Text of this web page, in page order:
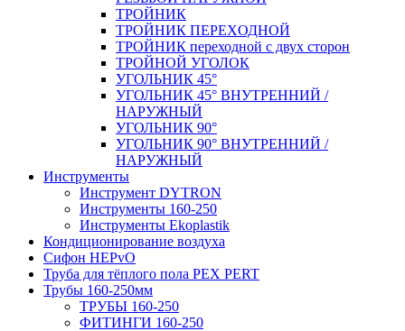
ТРОЙНИК
ТРОЙНИК ПЕРЕXОДНОЙ
ТРОЙНИК переходной с двух сторон
ТРОЙНОЙ УГОЛОК
УГОЛЬНИК 45°
УГОЛЬНИК 45° ВНУТРЕННИЙ /
НАРУЖНЫЙ
УГОЛЬНИК 90°
УГОЛЬНИК 90° ВНУТРЕННИЙ /
НАРУЖНЫЙ
Инструменты
Инструмент DYTRON
Инструменты 160-250
Инструменты Ekoplastik
Кондиционирование воздуха
Сифон HEPvO
Труба для тёплого пола PEX PERT
Трубы 160-250мм
ТРУБЫ 160-250
ФИТИНГИ 160-250